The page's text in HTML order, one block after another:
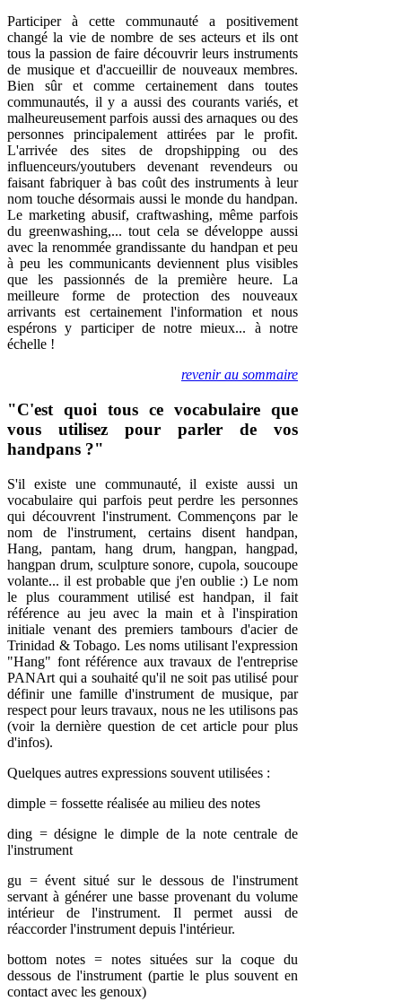
Participer à cette communauté a positivement
changé la vie de nombre de ses acteurs et ils ont
tous la passion de faire découvrir leurs instruments
de musique et d'accueillir de nouveaux membres.
Bien sûr et comme certainement dans toutes
communautés, il y a aussi des courants variés, et
malheureusement parfois aussi des arnaques ou des
personnes principalement attirées par le profit.
L'arrivée des sites de dropshipping ou des
influenceurs/youtubers devenant revendeurs ou
faisant fabriquer à bas coût des instruments à leur
nom touche désormais aussi le monde du handpan.
Le marketing abusif, craftwashing, même parfois
du greenwashing,... tout cela se développe aussi
avec la renommée grandissante du handpan et peu
à peu les communicants deviennent plus visibles
que les passionnés de la première heure. La
meilleure forme de protection des nouveaux
arrivants est certainement l'information et nous
espérons y participer de notre mieux... à notre
échelle !
revenir au sommaire
"C'est quoi tous ce vocabulaire que
vous utilisez pour parler de vos
handpans ?"
S'il existe une communauté, il existe aussi un
vocabulaire qui parfois peut perdre les personnes
qui découvrent l'instrument. Commençons par le
nom de l'instrument, certains disent handpan,
Hang, pantam, hang drum, hangpan, hangpad,
hangpan drum, sculpture sonore, cupola, soucoupe
volante... il est probable que j'en oublie :) Le nom
le plus couramment utilisé est handpan, il fait
référence au jeu avec la main et à l'inspiration
initiale venant des premiers tambours d'acier de
Trinidad & Tobago. Les noms utilisant l'expression
"Hang" font référence aux travaux de l'entreprise
PANArt qui a souhaité qu'il ne soit pas utilisé pour
définir une famille d'instrument de musique, par
respect pour leurs travaux, nous ne les utilisons pas
(voir la dernière question de cet article pour plus
d'infos).
Quelques autres expressions souvent utilisées :
dimple = fossette réalisée au milieu des notes
ding = désigne le dimple de la note centrale de
l'instrument
gu = évent situé sur le dessous de l'instrument
servant à générer une basse provenant du volume
intérieur de l'instrument. Il permet aussi de
réaccorder l'instrument depuis l'intérieur.
bottom notes = notes situées sur la coque du
dessous de l'instrument (partie le plus souvent en
contact avec les genoux)